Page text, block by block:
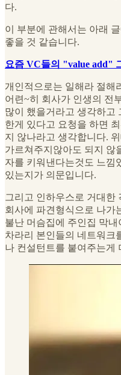
다.
이 부분에 관해서는 아래
좋을 것 같습니다.
요즘 VC들의 "value add"
개인적으로는 일해라 절해
어련~히 회사가 인생의 전
많이 했을거라고 생각하고
한게 있다고 요청을 하면
지 않나라고 생각합니다.
가르쳐주지않아도 되지 않
자를 키워낸다는것도 느낌
있는지가 의문입니다.
그리고 인하우스로 거대한
회사에 파견형식으로 나가
불난 머슴집에 주인집 막
차라리 본인들의 네트워크
나 컨설턴트를 붙여주는게